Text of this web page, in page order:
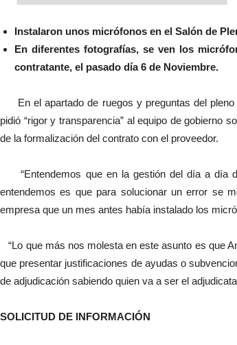
Instalaron unos micrófonos en el Salón de
En diferentes fotografías, se ven los
contratante, el pasado día 6 de Noviembre.
En el apartado de ruegos y preguntas del pleno
pidió “rigor y transparencia” al equipo de gobierno
de la formalización del contrato con el proveedor.
“Entendemos que en la gestión del día a día
entendemos es que para solucionar un error se
empresa que un mes antes había instalado los
“Lo que más nos molesta en este asunto es que
que presentar justificaciones de ayudas o
de adjudicación sabiendo quien va a ser el
SOLICITUD DE INFORMACIÓN